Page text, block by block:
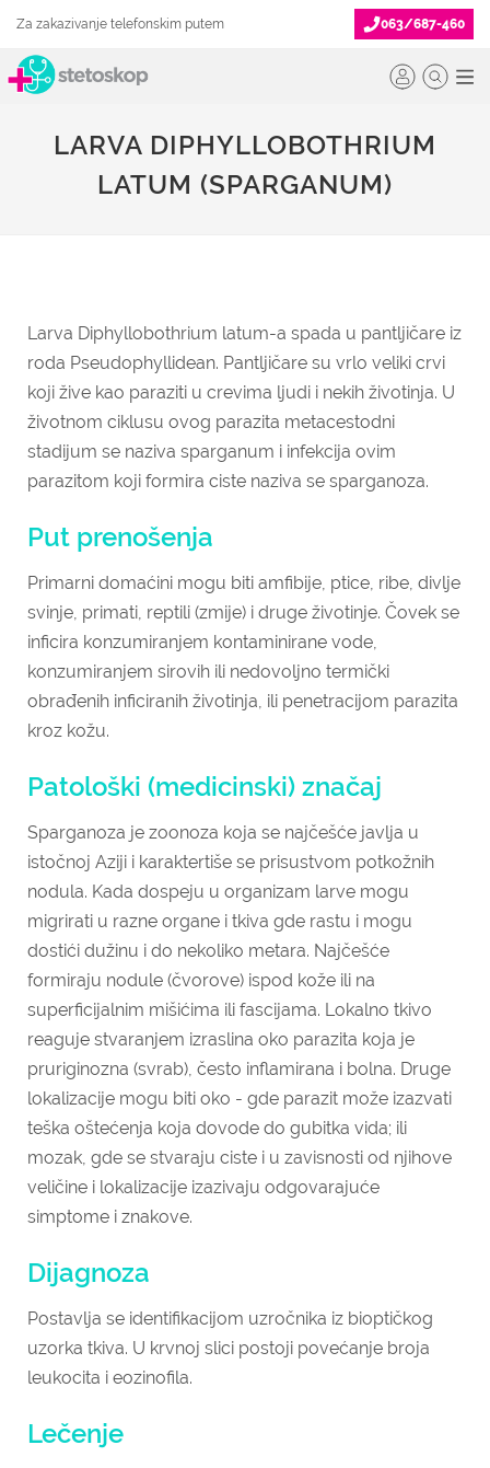
Za zakazivanje telefonskim putem 063/687-460
LARVA DIPHYLLOBOTHRIUM
LATUM (SPARGANUM)
Larva Diphyllobothrium latum-a spada u pantljičare iz
roda Pseudophyllidean. Pantljičare su vrlo veliki crvi
koji žive kao paraziti u crevima ljudi i nekih životinja. U
životnom ciklusu ovog parazita metacestodni
stadijum se naziva sparganum i infekcija ovim
parazitom koji formira ciste naziva se sparganoza.
Put prenošenja
Primarni domaćini mogu biti amfibije, ptice, ribe, divlje
svinje, primati, reptili (zmije) i druge životinje. Čovek se
inficira konzumiranjem kontaminirane vode,
konzumiranjem sirovih ili nedovoljno termički
obrađenih inficiranih životinja, ili penetracijom parazita
kroz kožu.
Patološki (medicinski) značaj
Sparganoza je zoonoza koja se najčešće javlja u
istočnoj Aziji i karaktertiše se prisustvom potkožnih
nodula. Kada dospeju u organizam larve mogu
migrirati u razne organe i tkiva gde rastu i mogu
dostići dužinu i do nekoliko metara. Najčešće
formiraju nodule (čvorove) ispod kože ili na
superficijalnim mišićima ili fascijama. Lokalno tkivo
reaguje stvaranjem izraslina oko parazita koja je
pruriginozna (svrab), često inflamirana i bolna. Druge
lokalizacije mogu biti oko - gde parazit može izazvati
teška oštećenja koja dovode do gubitka vida; ili
mozak, gde se stvaraju ciste i u zavisnosti od njihove
veličine i lokalizacije izazivaju odgovarajuće
simptome i znakove.
Dijagnoza
Postavlja se identifikacijom uzročnika iz bioptičkog
uzorka tkiva. U krvnoj slici postoji povećanje broja
leukocita i eozinofila.
Lečenje